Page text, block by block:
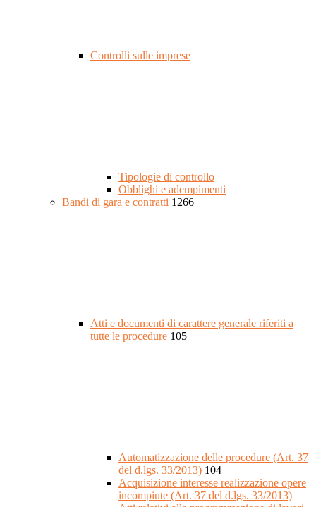
Controlli sulle imprese
Tipologie di controllo
Obblighi e adempimenti
Bandi di gara e contratti 1266
Atti e documenti di carattere generale riferiti a
tutte le procedure 105
Automatizzazione delle procedure (Art. 37
del d.lgs. 33/2013) 104
Acquisizione interesse realizzazione opere
incompiute (Art. 37 del d.lgs. 33/2013)